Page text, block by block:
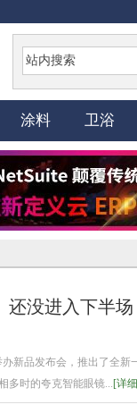
涂料 卫浴
还没进入下半场
新品发布会，推出了全
多时的夸克智能眼镜...[详